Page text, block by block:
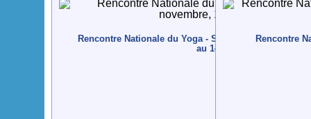
Rencontre Nationale du Yoga - Sortelha - 2010,
au 14
Rencontre